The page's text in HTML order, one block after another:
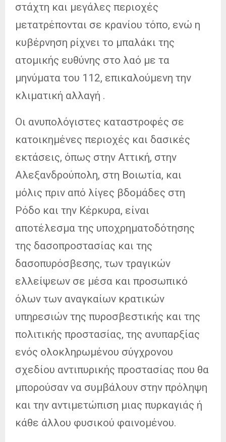
στάχτη και μεγάλες περιοχές
μετατρέπονται σε κρανίου τόπο, ενώ η
κυβέρνηση ρίχνει το μπαλάκι της
ατομικής ευθύνης στο λαό με τα
μηνύματα του 112, επικαλούμενη την
κλιματική αλλαγή .
Οι ανυπολόγιστες καταστροφές σε
κατοικημένες περιοχές και δασικές
εκτάσεις, όπως στην Αττική, στην
Αλεξανδρούπολη, στη Βοιωτία, και
μόλις πριν από λίγες βδομάδες στη
Ρόδο και την Κέρκυρα, είναι
αποτέλεσμα της υποχρηματοδότησης
της δασοπροστασίας και της
δασοπυρόσβεσης, των τραγικών
ελλείψεων σε μέσα και προσωπικό
όλων των αναγκαίων κρατικών
υπηρεσιών της πυροσβεστικής και της
πολιτικής προστασίας, της ανυπαρξίας
ενός ολοκληρωμένου σύγχρονου
σχεδίου αντιπυρικής προστασίας που θα
μπορούσαν να συμβάλουν στην πρόληψη
και την αντιμετώπιση μιας πυρκαγιάς ή
κάθε άλλου φυσικού φαινομένου.